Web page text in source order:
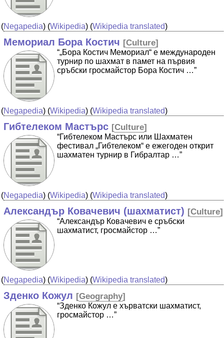
(Negapedia) (Wikipedia) (Wikipedia translated)
Мемориал Бора Костич [Culture]
“„Бора Костич Мемориал“ е международен
турнир по шахмат в памет на първия
сръбски гросмайстор Бора Костич …”
(Negapedia) (Wikipedia) (Wikipedia translated)
Гибтелеком Мастърс [Culture]
“Гибтелеком Мастърс или Шахматен
фестивал „Гибтелеком“ е ежегоден открит
шахматен турнир в Гибралтар …”
(Negapedia) (Wikipedia) (Wikipedia translated)
Александър Ковачевич (шахматист) [Culture]
“Александър Ковачевич е сръбски
шахматист, гросмайстор …”
(Negapedia) (Wikipedia) (Wikipedia translated)
Зденко Кожул [Geography]
“Зденко Кожул е хърватски шахматист,
гросмайстор …”